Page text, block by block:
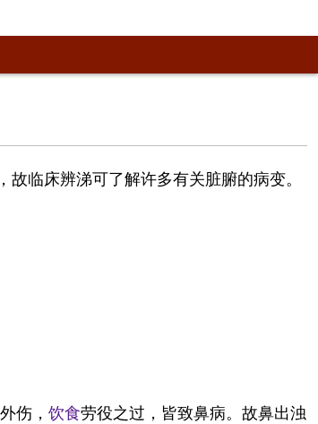
临床辨涕可了解许多有关脏腑的病变。
伤， 饮食劳役之过，皆致鼻病。故鼻出浊